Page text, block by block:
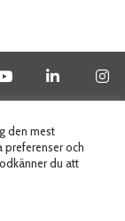
den mest
preferenser och
du att